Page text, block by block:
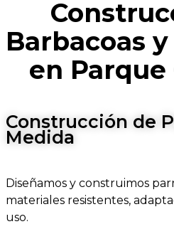
Barbacoas
en Parque
Construcción de
Medida
Diseñamos y construimos
materiales resistentes,
uso.